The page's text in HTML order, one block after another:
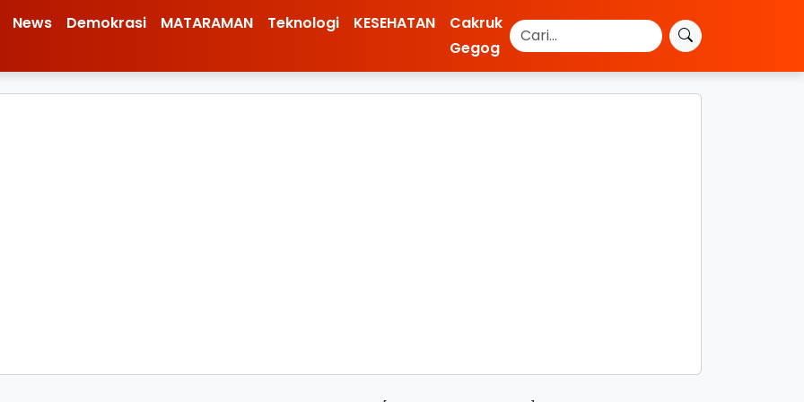
News Demokrasi MATARAMAN Teknologi KESEHATAN
Cakruk
Gegog